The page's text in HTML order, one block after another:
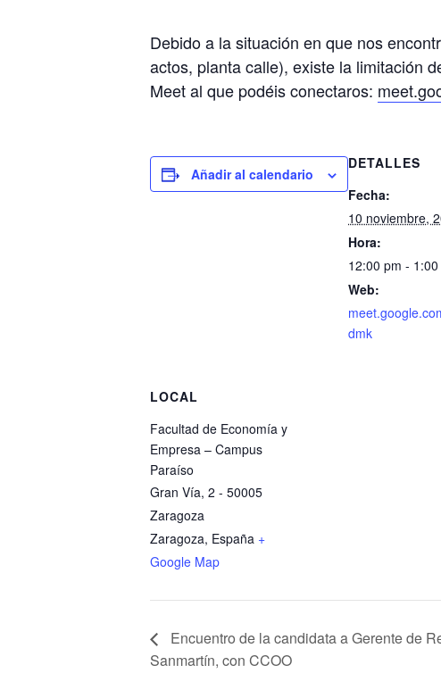
Debido a la situación en que nos
actos, planta calle), existe la limitación
Meet al que podéis conectaros:
Añadir al calendario
DETALLES
Fecha:
10 noviembre,
Hora:
12:00 pm - 1:00
Web:
dmk
LOCAL
Facultad de Economía y
Empresa – Campus
Paraíso
Gran Vía, 2 - 50005
Zaragoza
Zaragoza, España +
Google Map
Encuentro de la candidata a Gerente de
Sanmartín, con CCOO